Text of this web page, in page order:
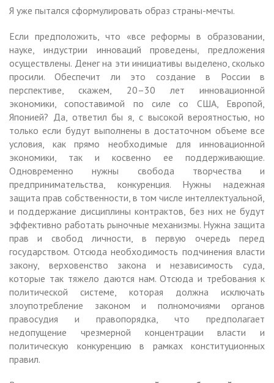
Я уже пытался сформулировать образ страны-мечты.
Если предположить, что «все реформы в образовании,
науке, индустрии инноваций проведены, предложения
осуществлены. Денег на эти инициативы выделено, сколько
просили. Обеспечит ли это создание в России в
перспективе, скажем, 20–30 лет инновационной
экономики, сопоставимой по силе со США, Европой,
Японией? Да, ответил бы я, с высокой вероятностью, но
только если будут выполнены в достаточном объеме все
условия, как прямо необходимые для инновационной
экономики, так и косвенно ее поддерживающие.
Одновременно нужны свобода творчества и
предпринимательства, конкуренция. Нужны надежная
защита прав собственности, в том числе интеллектуальной,
и поддержание дисциплины контрактов, без них не будут
эффективно работать рыночные механизмы. Нужна защита
прав и свобод личности, в первую очередь перед
государством. Отсюда необходимость подчинения власти
закону, верховенство закона и независимость суда,
которые так тяжело даются нам. Отсюда и требования к
политической системе, которая должна исключать
злоупотребление законом и полномочиями органов
правосудия и правопорядка, что предполагает
недопущение чрезмерной концентрации власти и
политическую конкуренцию в рамках конституционных
правил.